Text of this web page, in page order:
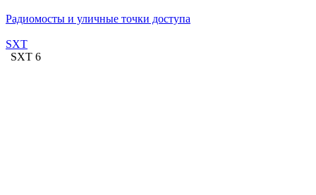
Радиомосты и уличные точки доступа
SXT
SXT 6